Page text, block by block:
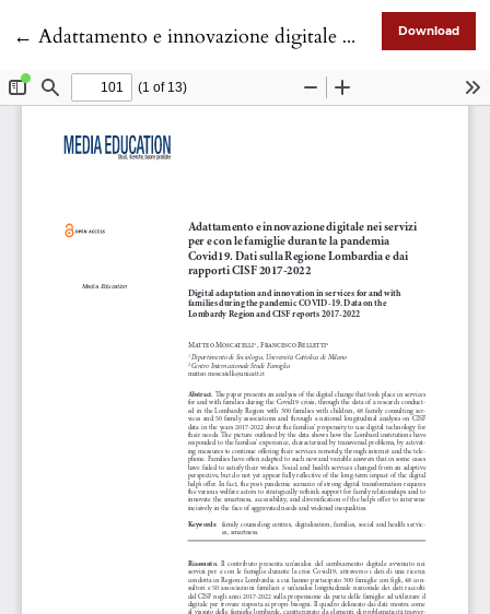
← Return to Article Details
Adattamento e innovazione digitale nei servizi per e con le famiglie durante la pandemia Covid19. Dati sulla Regione Lombardia e dai rapporti CISF 2017-2022 Download